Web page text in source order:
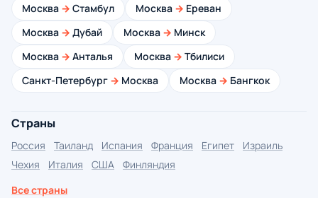
Москва → Стамбул Москва → Ереван
Москва → Дубай Москва → Минск
Москва → Анталья Москва → Тбилиси
Санкт-Петербург → Москва Москва → Бангкок
Страны
Россия Таиланд Испания Франция Египет
Израиль
Чехия
Италия США
Финляндия
Все страны